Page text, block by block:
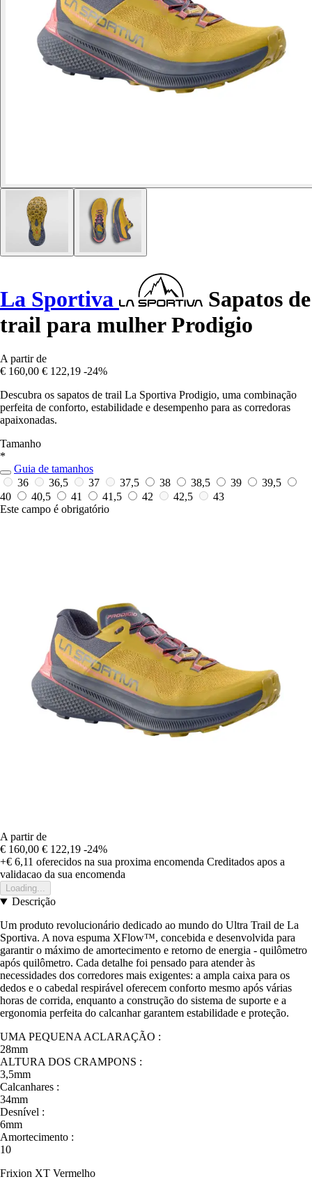
La Sportiva
Sapatos de
trail para mulher Prodigio
A partir de
€ 160,00 € 122,19 -24%
Descubra os sapatos de trail La Sportiva Prodigio, uma combinação
perfeita de conforto, estabilidade e desempenho para as corredoras
apaixonadas.
Tamanho
*
Guia de tamanhos
36
36,5 37 37,5 38 38,5 39
39,5
40
40,5 41 41,5 42 42,5
43
Este campo é obrigatório
A partir de
€ 160,00 € 122,19 -24%
+€ 6,11 oferecidos na sua proxima encomenda Creditados apos a
validacao da sua encomenda
Loading...
Descrição
Um produto revolucionário dedicado ao mundo do Ultra Trail de La
Sportiva. A nova espuma XFlow™, concebida e desenvolvida para
garantir o máximo de amortecimento e retorno de energia - quilômetro
após quilômetro. Cada detalhe foi pensado para atender às
necessidades dos corredores mais exigentes: a ampla caixa para os
dedos e o cabedal respirável oferecem conforto mesmo após várias
horas de corrida, enquanto a construção do sistema de suporte e a
ergonomia perfeita do calcanhar garantem estabilidade e proteção.
UMA PEQUENA ACLARAÇÃO :
28mm
ALTURA DOS CRAMPONS :
3,5mm
Calcanhares :
34mm
Desnível :
6mm
Amortecimento :
10
Frixion XT Vermelho